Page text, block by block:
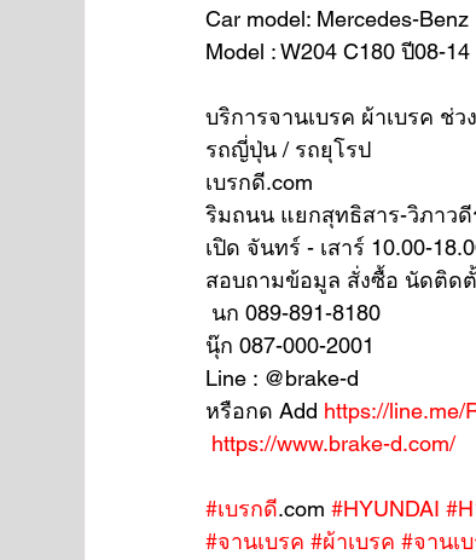
Car model: Mercedes-Benz
Model : W204 C180 ปี08-14
บริการจานเบรค ผ้าเบรค ช่ว
รถญี่ปุ่น / รถยุโรป
เบรกดี.com
ริมถนน แยกสุทธิสาร-วิภาวดี
เปิด จันทร์ - เสาร์ 10.00-
สอบถามข้อมูล สั่งซื้อ นัดติด
นก 089-891-8180
นุ๊ก 087-000-2001
Line : @brake-d
หรือกด Add https://line.me/
https://www.brake-d.com/
#เบรกดี.com #HYUNDAI
#จานเบรค #ผ้าเบรค #จานเ